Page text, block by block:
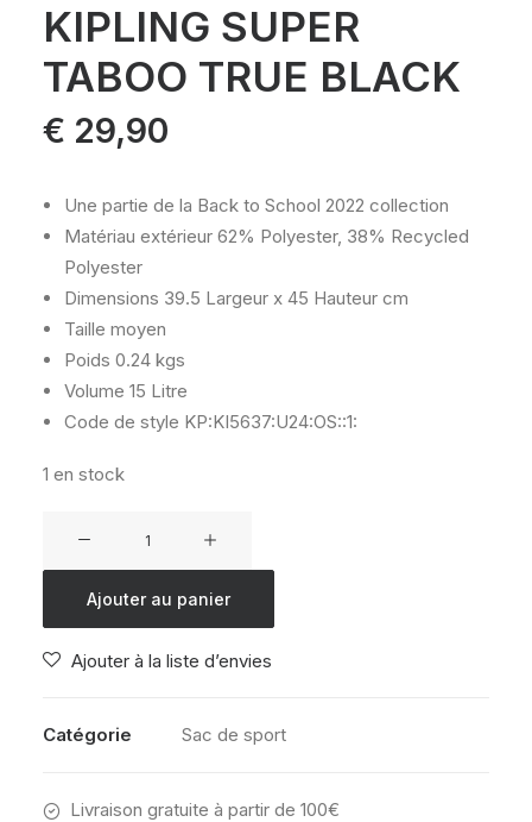
KIPLING SUPER
TABOO TRUE BLACK
€ 29,90
Une partie de la Back to School 2022 collection
Matériau extérieur 62% Polyester, 38% Recycled
Polyester
Dimensions 39.5 Largeur x 45 Hauteur cm
Taille moyen
Poids 0.24 kgs
Volume 15 Litre
Code de style KP:KI5637:U24:OS::1:
1 en stock
SUPER
TRUE
Ajouter au panier
Ajouter à la liste d’envies
Catégorie Sac de sport
Livraison gratuite à partir de 100€